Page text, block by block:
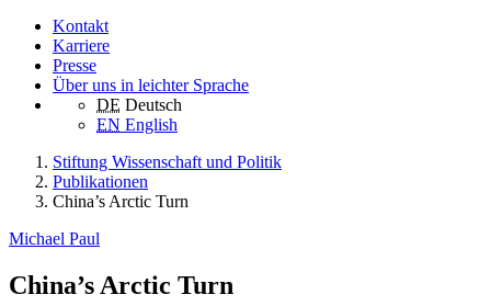
Kontakt
Karriere
Presse
Über uns in leichter Sprache
DE Deutsch
EN English
Stiftung Wissenschaft und Politik
Publikationen
China’s Arctic Turn
Michael Paul
China’s Arctic Turn